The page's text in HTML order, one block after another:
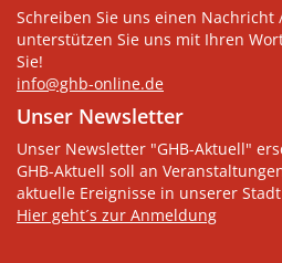
Schreiben Sie uns einen
unterstützen Sie uns mit Ihren
Sie!
info@ghb-online.de
Unser Newsletter
Unser Newsletter "GHB-Aktuell"
GHB-Aktuell soll an
aktuelle Ereignisse in unserer
Hier geht´s zur Anmeldung